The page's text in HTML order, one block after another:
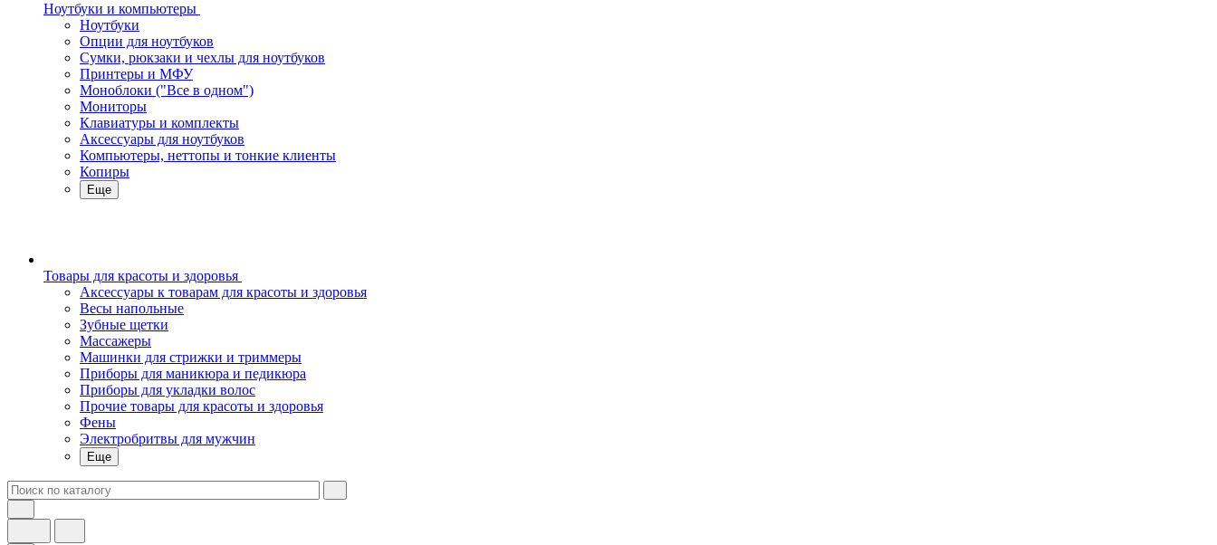
Ноутбуки и компьютеры
Ноутбуки
Опции для ноутбуков
Сумки, рюкзаки и чехлы для ноутбуков
Принтеры и МФУ
Моноблоки ("Все в одном")
Мониторы
Клавиатуры и комплекты
Аксессуары для ноутбуков
Компьютеры, неттопы и тонкие клиенты
Копиры
Еще
Товары для красоты и здоровья
Аксессуары к товарам для красоты и здоровья
Весы напольные
Зубные щетки
Массажеры
Машинки для стрижки и триммеры
Приборы для маникюра и педикюра
Приборы для укладки волос
Прочие товары для красоты и здоровья
Фены
Электробритвы для мужчин
Еще